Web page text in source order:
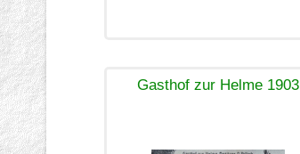
Gasthof zur Helme 1903